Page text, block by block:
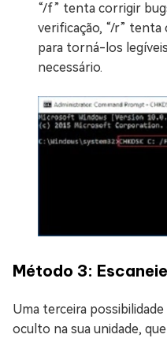
“/f” tenta corrigir
verificação, “/r”
para torná-los
necessário.
Método 3:
Uma terceira
oculto na sua unidade,